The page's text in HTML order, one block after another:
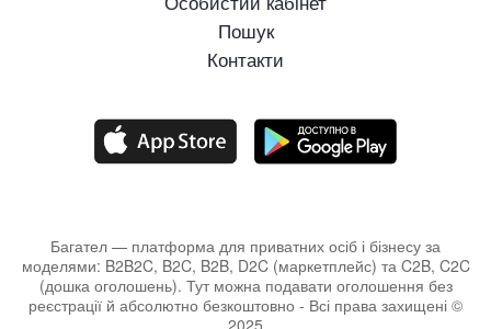
Пошук
Контакти
Багател — платформа для приватних осіб і бізнесу за
моделями: B2B2C, B2C, B2B, D2C (маркетплейс) та C2B, C2C
(дошка оголошень). Тут можна подавати оголошення без
реєстрації й абсолютно безкоштовно - Всі права захищені ©